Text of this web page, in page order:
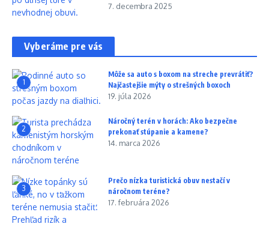
7. decembra 2025
Vyberáme pre vás
1
Môže sa auto s boxom na streche prevrátiť?
Najčastejšie mýty o strešných boxoch
19. júla 2026
2
Náročný terén v horách: Ako bezpečne
prekonať stúpanie a kamene?
14. marca 2026
3
Prečo nízka turistická obuv nestačí v
náročnom teréne?
17. februára 2026